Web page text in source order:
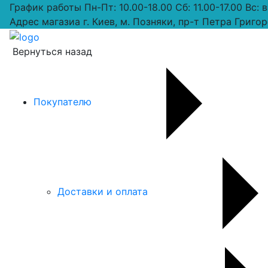
График работы Пн-Пт: 10.00-18.00 Сб: 11.00-17.00 Вс:
Адрес магазиа г. Киев, м. Позняки, пр-т Петра
Вернуться назад
Покупателю
Доставки и оплата